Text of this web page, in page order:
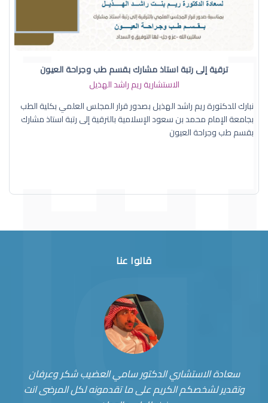
ترقية إلى رتبة استاذ مشارك بقسم طب وجراحة العيون
الاستشارية ريم راشد الهذيل
نبارك للدكتورة ريم راشد الهذيل بصدور قرار المجلس العلمي بكلية الطب
بجامعة الإمام محمد بن سعود الإسلامية بالترقية إلى رتبة استاذ مشارك
بقسم طب وجراحة العيون
قالوا عنا
سعادة الاستشاري الدكتور سامي العضيب شكر وعرفان
وتقدير لشخصكم الكريم على ما تقدمونه لكل المرضى انت